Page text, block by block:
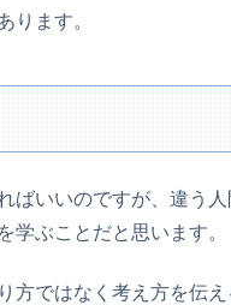
ります。
いいのですが、違う人
学ぶことだと思います。
方ではなく考え方を伝え